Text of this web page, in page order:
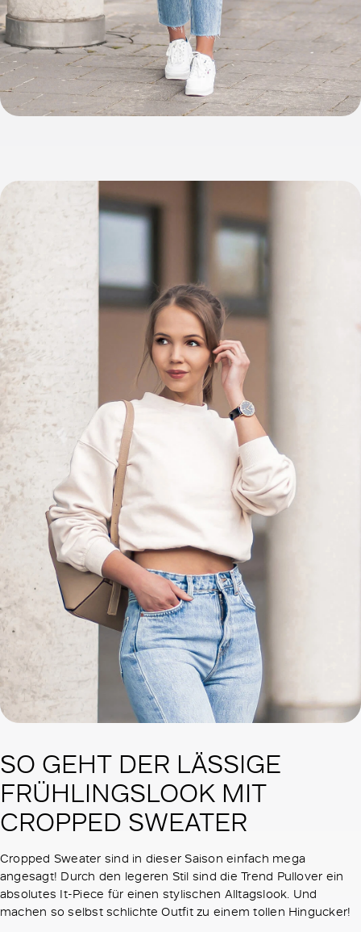
SO GEHT DER LÄSSIGE
FRÜHLINGSLOOK MIT
CROPPED SWEATER
Cropped Sweater sind in dieser Saison einfach mega
angesagt! Durch den legeren Stil sind die Trend Pullover ein
absolutes It-Piece für einen stylischen Alltagslook. Und
machen so selbst schlichte Outfit zu einem tollen Hingucker!